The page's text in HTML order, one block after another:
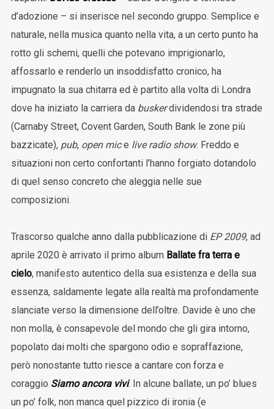
d’adozione – si inserisce nel secondo gruppo. Semplice e
naturale, nella musica quanto nella vita, a un certo punto ha
rotto gli schemi, quelli che potevano imprigionarlo,
affossarlo e renderlo un insoddisfatto cronico, ha
impugnato la sua chitarra ed è partito alla volta di Londra
dove ha iniziato la carriera da buskerdividendosi tra strade
(Carnaby Street, Covent Garden, South Bank le zone più
bazzicate), pub, open mice live radio show. Freddo e
situazioni non certo confortanti l’hanno forgiato dotandolo
di quel senso concreto che aleggia nelle sue
composizioni.
Trascorso qualche anno dalla pubblicazione di EP 2009, ad
aprile 2020 è arrivato il primo album Ballate fra terra e
cielo, manifesto autentico della sua esistenza e della sua
essenza, saldamente legate alla realtà ma profondamente
slanciate verso la dimensione dell’oltre. Davide è uno che
non molla, è consapevole del mondo che gli gira intorno,
popolato dai molti che spargono odio e sopraffazione,
però nonostante tutto riesce a cantare con forza e
coraggio Siamo ancora vivi. In alcune ballate, un po’ blues
un po’ folk, non manca quel pizzico di ironia (e